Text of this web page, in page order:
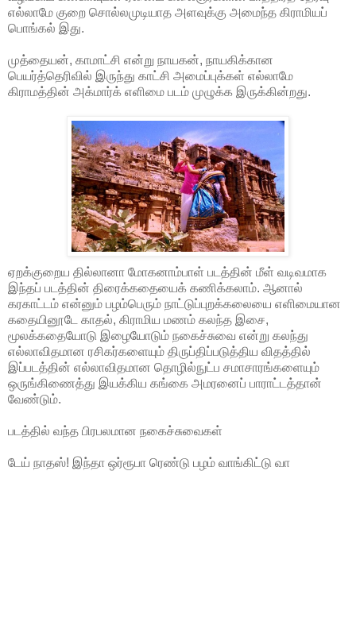
எல்லாமே குறை சொல்லமுடியாத அளவுக்கு அமைந்த கிராமியப்
பொங்கல் இது.
முத்தையன், காமாட்சி என்று நாயகன், நாயகிக்கான
பெயர்த்தெரிவில் இருந்து காட்சி அமைப்புக்கள் எல்லாமே
கிராமத்தின் அக்மார்க் எளிமை படம் முழுக்க இருக்கின்றது.
ஏறக்குறைய தில்லானா மோகனாம்பாள் படத்தின் மீள் வடிவமாக
இந்தப் படத்தின் திரைக்கதையைக் கணிக்கலாம். ஆனால்
கரகாட்டம் என்னும் பழம்பெரும் நாட்டுப்புறக்கலையை எளிமையான
கதையினூடே காதல், கிராமிய மணம் கலந்த இசை,
மூலக்கதையோடு இழையோடும் நகைச்சுவை என்று கலந்து
எல்லாவிதமான ரசிகர்களையும் திருப்திப்படுத்திய விதத்தில்
இப்படத்தின் எல்லாவிதமான தொழில்நுட்ப சமாசாரங்களையும்
ஒருங்கிணைத்து இயக்கிய கங்கை அமரனைப் பாராட்டத்தான்
வேண்டும்.
படத்தில் வந்த பிரபலமான நகைச்சுவைகள்
டேய் நாதஸ்! இந்தா ஒர்ரூபா ரெண்டு பழம் வாங்கிட்டு வா